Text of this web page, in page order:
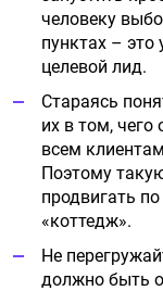
человеку
пунктах – это
целевой лид.
Стараясь
их в том,
всем
Поэтому
продвигать
«коттедж».
Не
должно быть